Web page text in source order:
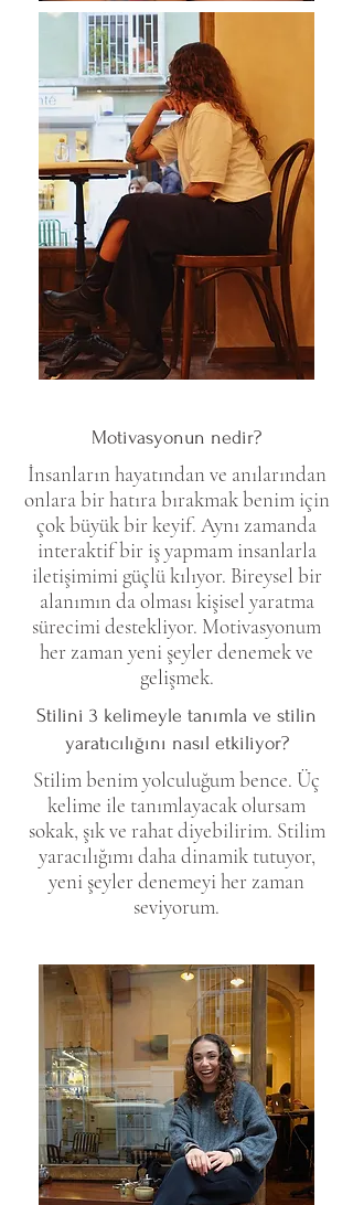
Motivasyonun nedir?
İnsanların hayatından ve anılarından
onlara bir hatıra bırakmak benim için
çok büyük bir keyif. Aynı zamanda
interaktif bir iş yapmam insanlarla
iletişimimi güçlü kılıyor. Bireysel bir
alanımın da olması kişisel yaratma
sürecimi destekliyor. Motivasyonum
her zaman yeni şeyler denemek ve
gelişmek.
Stilini 3 kelimeyle tanımla ve stilin
yaratıcılığını nasıl etkiliyor?
Stilim benim yolculuğum bence. Üç
kelime ile tanımlayacak olursam
sokak, şık ve rahat diyebilirim. Stilim
yaracılığımı daha dinamik tutuyor,
yeni şeyler denemeyi her zaman
seviyorum.